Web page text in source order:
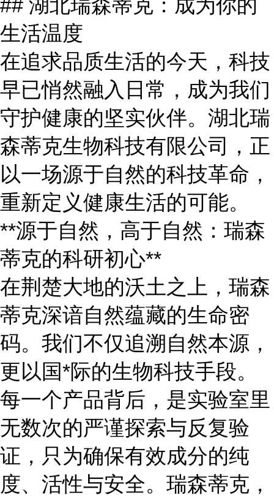
## 湖北瑞森蒂克：成为你的
生活温度
在追求品质生活的今天，科技
早已悄然融入日常，成为我们
守护健康的坚实伙伴。湖北瑞
森蒂克生物科技有限公司，正
以一场源于自然的科技革命，
重新定义健康生活的可能。
**源于自然，高于自然：瑞森
蒂克的科研初心**
在荆楚大地的沃土之上，瑞森
蒂克深谙自然蕴藏的生命密
码。我们不仅追溯自然本源，
更以国*际的生物科技手段。
每一个产品背后，是实验室里
无数次的严谨探索与反复验
证，只为确保有效成分的纯
度、活性与安全。瑞森蒂克，